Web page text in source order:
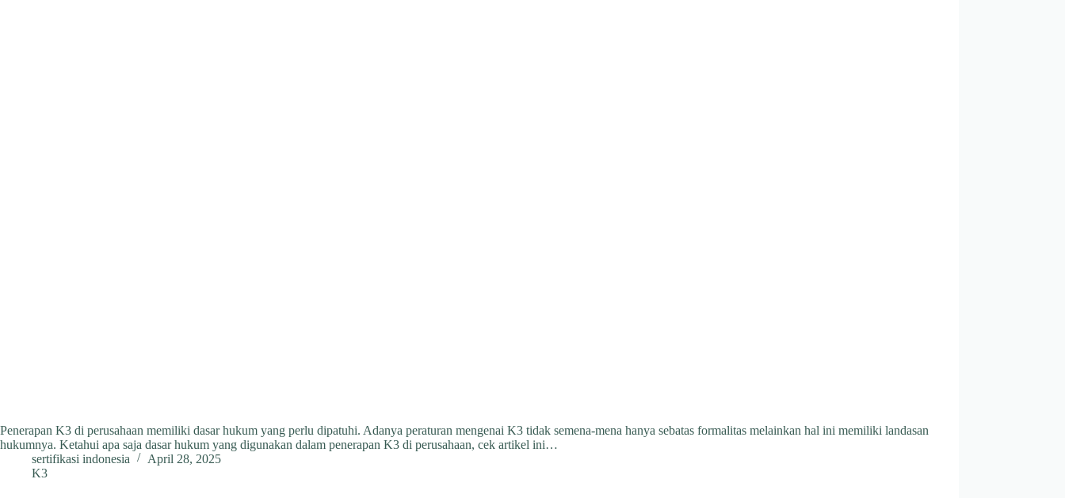
Penerapan K3 di perusahaan memiliki dasar hukum yang perlu dipatuhi. Adanya peraturan mengenai K3 tidak semena-mena hanya sebatas formalitas melainkan hal ini memiliki landasan
hukumnya. Ketahui apa saja dasar hukum yang digunakan dalam penerapan K3 di perusahaan, cek artikel ini…
sertifikasi indonesia
April 28, 2025
K3